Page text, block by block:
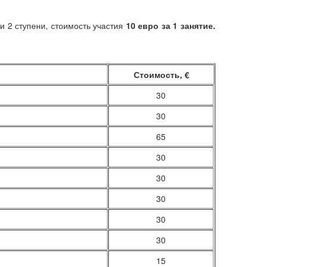
ступени, стоимость участия 10 евро за 1 занятие.
Стоимость, €
30
30
65
30
30
30
30
30
15